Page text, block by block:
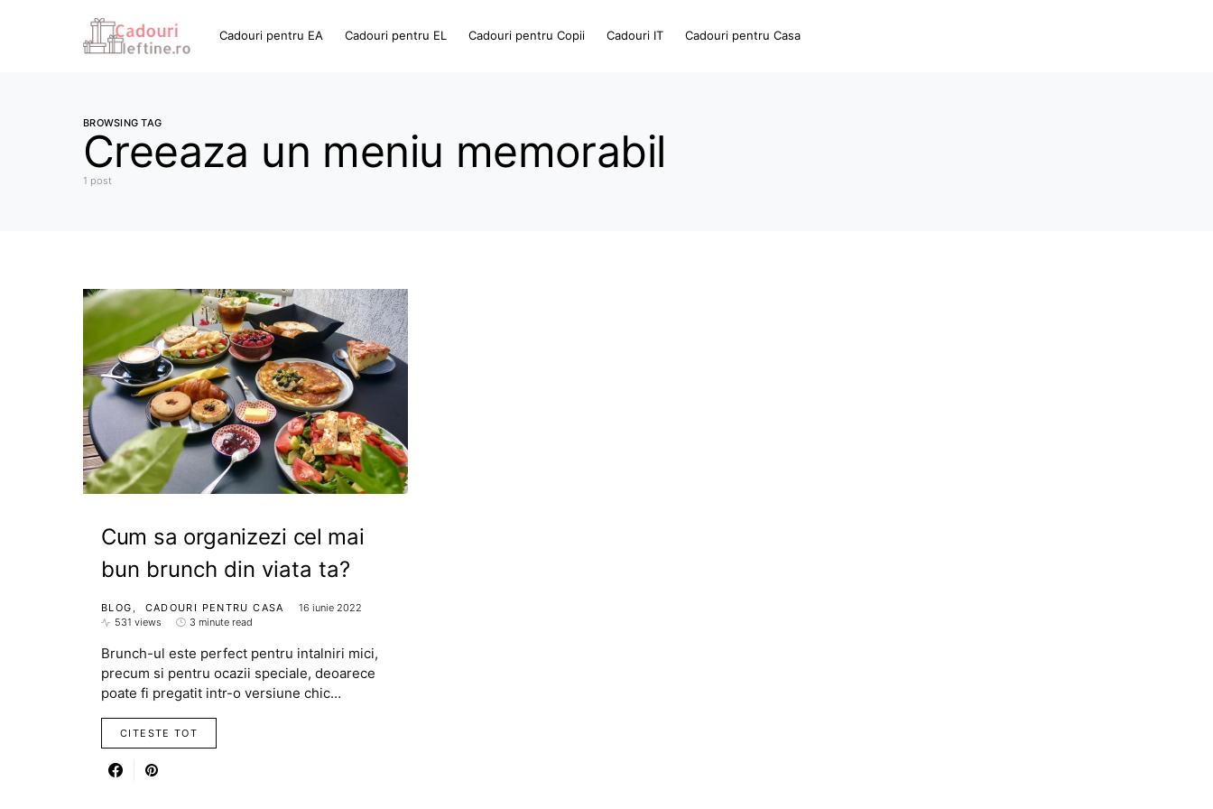
Cadouri pentru EA Cadouri pentru EL Cadouri pentru Copii Cadouri IT Cadouri pentru Casa
BROWSING TAG
Creeaza un meniu memorabil
1 post
Cum sa organizezi cel mai
bun brunch din viata ta?
BLOG CADOURI PENTRU CASA
16 iunie 2022
531 views
3 minute read
Brunch-ul este perfect pentru intalniri mici,
precum si pentru ocazii speciale, deoarece
poate fi pregatit intr-o versiune chic…
CITESTE TOT